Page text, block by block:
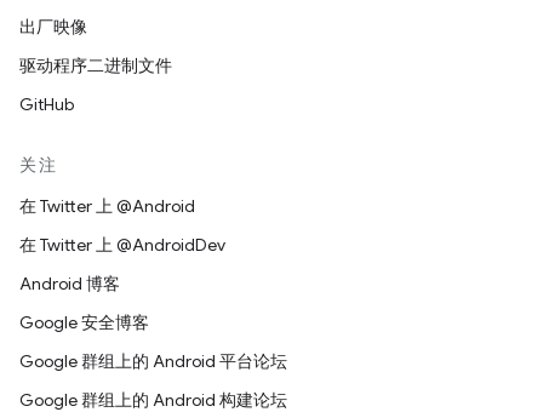
出厂映像
驱动程序二进制文件
GitHub
关注
在 Twitter 上 @Android
在 Twitter 上 @AndroidDev
Android 博客
Google 安全博客
Google 群组上的 Android 平台论坛
Google 群组上的 Android 构建论坛